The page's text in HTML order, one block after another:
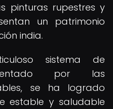
pinturas rupestres y
un patrimonio
india.
sistema de
por las
se ha logrado
estable y saludable